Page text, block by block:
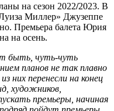
на сезон 2022/2023. В
Миллер» Джузеппе
Премьера балета Юрия
на осень.
быть, чуть-чуть
планов не так плавно
них перенесли на конец
художников,
премьеры, начиная